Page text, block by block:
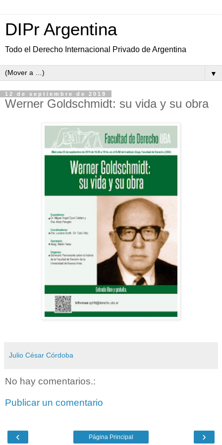
DIPr Argentina
Todo el Derecho Internacional Privado de Argentina
▼
12 de septiembre de 2019
Werner Goldschmidt: su vida y su obra
Julio César Córdoba
No hay comentarios.:
Publicar un comentario
‹ ›
Página Principal